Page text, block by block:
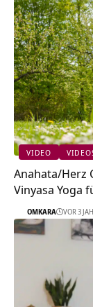
VIDEO
Anahata/Herz
Vinyasa Yoga
OMKARA VOR 3